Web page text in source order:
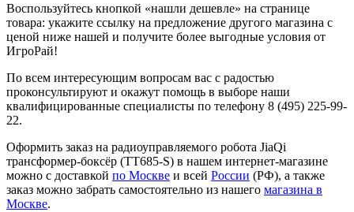
Воспользуйтесь кнопкой «нашли дешевле» на странице
товара: укажите ссылку на предложение другого магазина с
ценой ниже нашей и получите более выгодные условия от
ИгроРай!
По всем интересующим вопросам вас с радостью
проконсультируют и окажут помощь в выборе наши
квалифицированные специалисты по телефону 8 (495) 225-99-
22.
Оформить заказ на радиоуправляемого робота JiaQi
трансформер-боксёр (TT685-S) в нашем интернет-магазине
можно с доставкой по Москве и всей России (РФ), а также
заказ можно забрать самостоятельно из нашего магазина в
Москве.